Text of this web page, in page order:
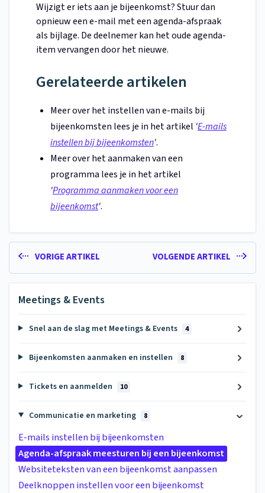
Wijzigt er iets aan je bijeenkomst? Stuur dan
opnieuw een e-mail met een agenda-afspraak
als bijlage. De deelnemer kan het oude agenda-
item vervangen door het nieuwe.
Gerelateerde artikelen
Meer over het instellen van e-mails bij
bijeenkomsten lees je in het artikel 'E-mails
instellen bij bijeenkomsten'.
Meer over het aanmaken van een
programma lees je in het artikel
'Programma aanmaken voor een
bijeenkomst'.
VORIGE ARTIKEL VOLGENDE ARTIKEL
Meetings & Events
Snel aan de slag met Meetings & Events 4
Bijeenkomsten aanmaken en instellen 8
Tickets en aanmelden 10
Communicatie en marketing 8
E-mails instellen bij bijeenkomsten
Agenda-afspraak meesturen bij een bijeenkomst
Websiteteksten van een bijeenkomst aanpassen
Deelknoppen instellen voor een bijeenkomst